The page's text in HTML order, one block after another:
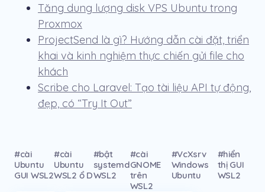
Tăng dung lượng disk VPS Ubuntu trong
Proxmox
ProjectSend là gì? Hướng dẫn cài đặt, triển
khai và kinh nghiệm thực chiến gửi file cho
khách
Scribe cho Laravel: Tạo tài liệu API tự động,
đẹp, có “Try It Out”
#cài
Ubuntu
GUI WSL2
#cài
Ubuntu
WSL2 ổ D
#bật
systemd
WSL2
#cài
GNOME
trên
WSL2
#VcXsrv
Windows
Ubuntu
#hiển
thị GUI
WSL2